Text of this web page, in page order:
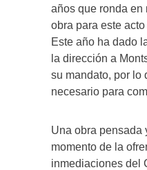
años que ronda en
obra para este
Este año ha dado
la dirección a
su mandato, por lo
necesario para
Una obra pensada
momento de la
inmediaciones del